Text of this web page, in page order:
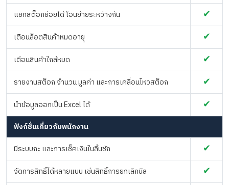
แยกสต็อกย่อยได้ โอนย้ายระหว่างกัน ✔
เตือนล็อตสินค้าหมดอายุ ✔
เตือนสินค้าใกล้หมด ✔
รายงานสต็อก จำนวน มูลค่า และการเคลื่อนไหวสต็อก ✔
นำข้อมูลออกเป็น Excel ได้ ✔
ฟังก์ชั่นเกี่ยวกับพนักงาน
มีระบบกะ และการเช็คเงินในลิ้นชัก
✔
จัดการสิทธิ์ได้หลายแบบ เช่นสิทธิ์การยกเลิกบิล ✔